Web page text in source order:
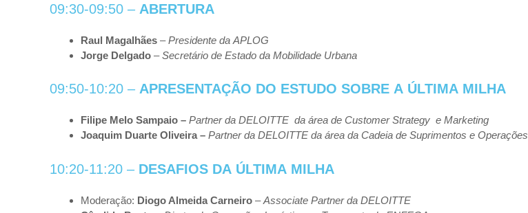
09:30-09:50 – ABERTURA
Raul Magalhães – Presidente da APLOG
Jorge Delgado –Secretário de Estado da Mobilidade Urbana
09:50-10:20 – APRESENTAÇÃO DO ESTUDO SOBRE A ÚLTIMA MILHA
Filipe Melo Sampaio – Partner da DELOITTE da área de CustomerStrategy e Marketing
Joaquim Duarte Oliveira – Partner da DELOITTE da área da Cadeia de Suprimentos e Operações
10:20-11:20 – DESAFIOS DA ÚLTIMA MILHA
Moderação: Diogo Almeida Carneiro –Associate Partner da DELOITTE